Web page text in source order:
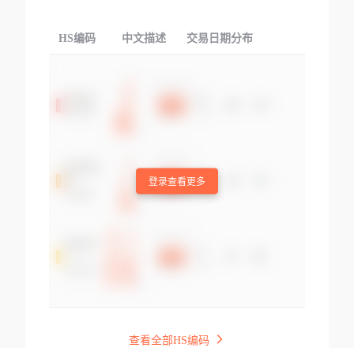
HS编码 中文描述 交易日期分布
登录查看更多
查看全部HS编码